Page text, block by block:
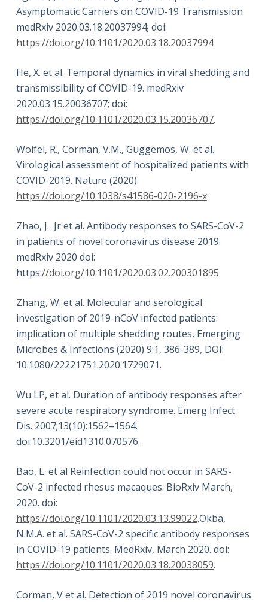
Asymptomatic Carriers on COVID-19 Transmission
medRxiv 2020.03.18.20037994; doi:
https://doi.org/10.1101/2020.03.18.20037994
He, X. et al. Temporal dynamics in viral shedding and
transmissibility of COVID-19. medRxiv
2020.03.15.20036707; doi:
https://doi.org/10.1101/2020.03.15.20036707.
Wölfel, R., Corman, V.M., Guggemos, W. et al.
Virological assessment of hospitalized patients with
COVID-2019. Nature (2020).
https://doi.org/10.1038/s41586-020-2196-x
Zhao, J. Jr et al. Antibody responses to SARS-CoV-2
in patients of novel coronavirus disease 2019.
medRxiv 2020 doi:
https://doi.org/10.1101/2020.03.02.200301895
Zhang, W. et al. Molecular and serological
investigation of 2019-nCoV infected patients:
implication of multiple shedding routes, Emerging
Microbes & Infections (2020) 9:1, 386-389, DOI:
10.1080/22221751.2020.1729071.
Wu LP, et al. Duration of antibody responses after
severe acute respiratory syndrome. Emerg Infect
Dis. 2007;13(10):1562–1564.
doi:10.3201/eid1310.070576.
Bao, L. et al Reinfection could not occur in SARS-
CoV-2 infected rhesus macaques. BioRxiv March,
2020. doi:
https://doi.org/10.1101/2020.03.13.99022.Okba,
N.M.A. et al. SARS-CoV-2 specific antibody responses
in COVID-19 patients. MedRxiv, March 2020. doi:
https://doi.org/10.1101/2020.03.18.20038059.
Corman, V et al. Detection of 2019 novel coronavirus